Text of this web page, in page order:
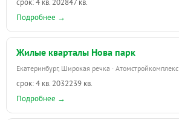
Подробнее →
Жилые кварталы Нова парк
Екатеринбург, Широкая речка · Атомстройкомплекс
срок: 4 кв. 2032239 кв.
Подробнее →